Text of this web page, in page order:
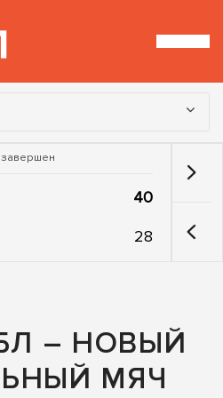
завершен
40
28
– НОВЫЙ
МЯЧ